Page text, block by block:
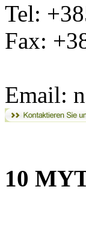
Tel:
Fax:
Email:
10